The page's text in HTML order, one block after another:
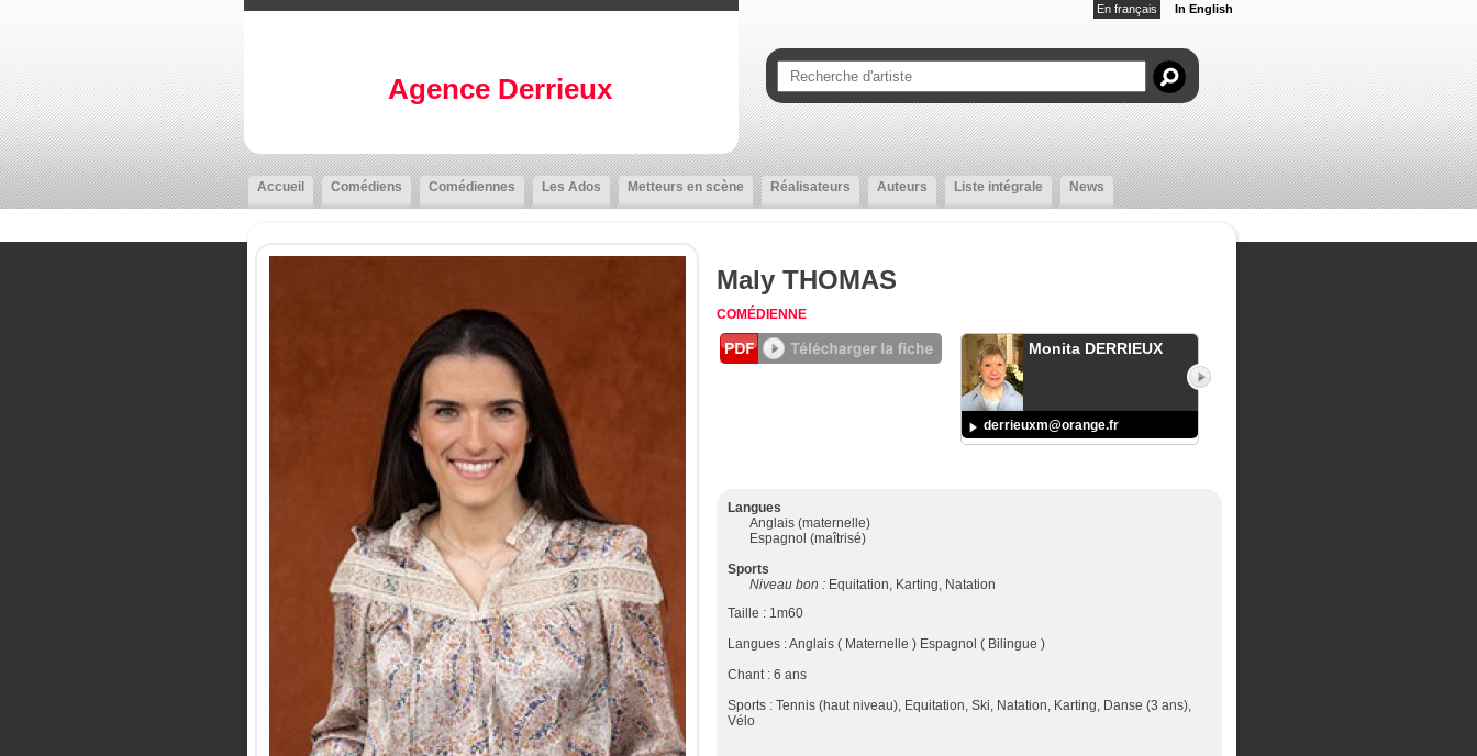
Agence Derrieux
En français In English
Accueil Comédiens Comédiennes Les Ados Metteurs en scène Réalisateurs Auteurs Liste intégrale News
Maly THOMAS
COMÉDIENNE
Monita DERRIEUX
derrieuxm@orange.fr
Langues
Anglais (maternelle)
Espagnol (maîtrisé)
Sports
Niveau bon : Equitation, Karting, Natation
Taille : 1m60
Langues : Anglais ( Maternelle ) Espagnol ( Bilingue )
Chant : 6 ans
Sports : Tennis (haut niveau), Equitation, Ski, Natation, Karting, Danse (3 ans),
Vélo